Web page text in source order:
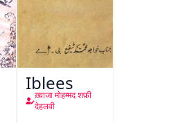
Iblees
ख़्वाजा मोहम्मद शफ़ी
देहलवी